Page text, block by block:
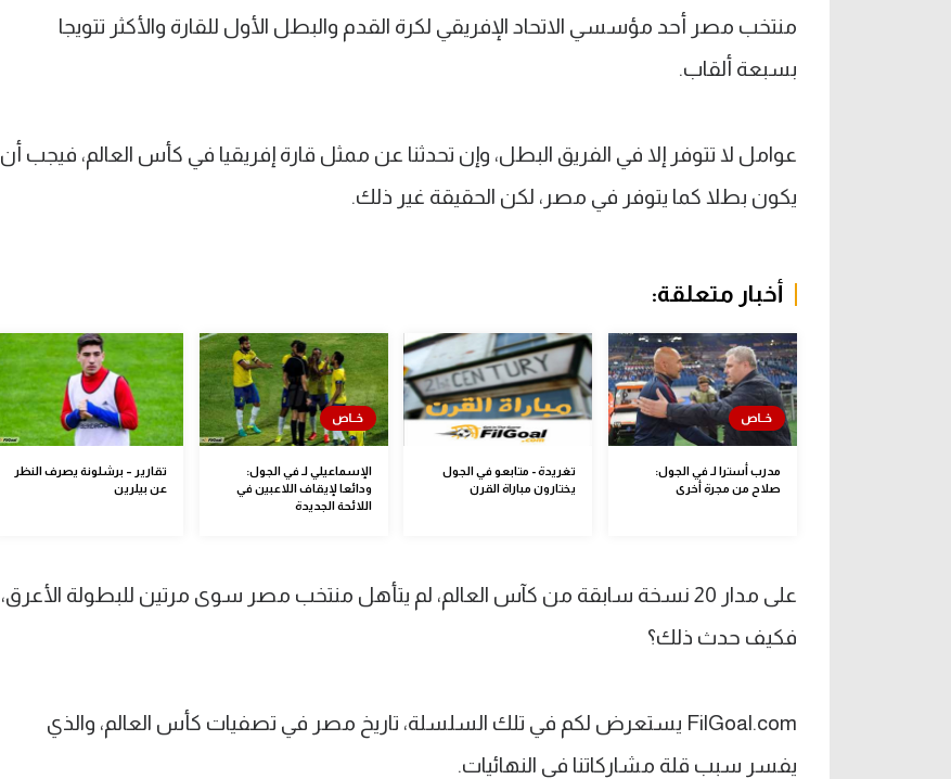
منتخب مصر أحد مؤسسي الاتحاد الإفريقي لكرة القدم والبطل الأول للقارة والأكثر تتويجا
بسبعة ألقاب.
عوامل لا تتوفر إلا في الفريق البطل، وإن تحدثنا عن ممثل قارة إفريقيا في كأس العالم، فيجب أن
يكون بطلا كما يتوفر في مصر، لكن الحقيقة غير ذلك.
أخبار متعلقة:
مدرب أسترا لـ في الجول:
صلاح من مجرة أخرى
تغريدة - متابعو في الجول
يختارون مباراة القرن
الإسماعيلي لـ في الجول:
ودائعا لإيقاف اللاعبين في
اللائحة الجديدة
تقارير – برشلونة يصرف النظر
عن بيلرين
على مدار 20 نسخة سابقة من كآس العالم، لم يتأهل منتخب مصر سوى مرتين للبطولة الأعرق،
فكيف حدث ذلك؟
FilGoal.com يستعرض لكم في تلك السلسلة، تاريخ مصر في تصفيات كأس العالم، والذي
يفسر سبب قلة مشاركاتنا في النهائيات.